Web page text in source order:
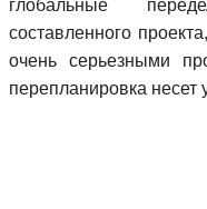
глобальные
составленного
очень серьезными
перепланировка несет